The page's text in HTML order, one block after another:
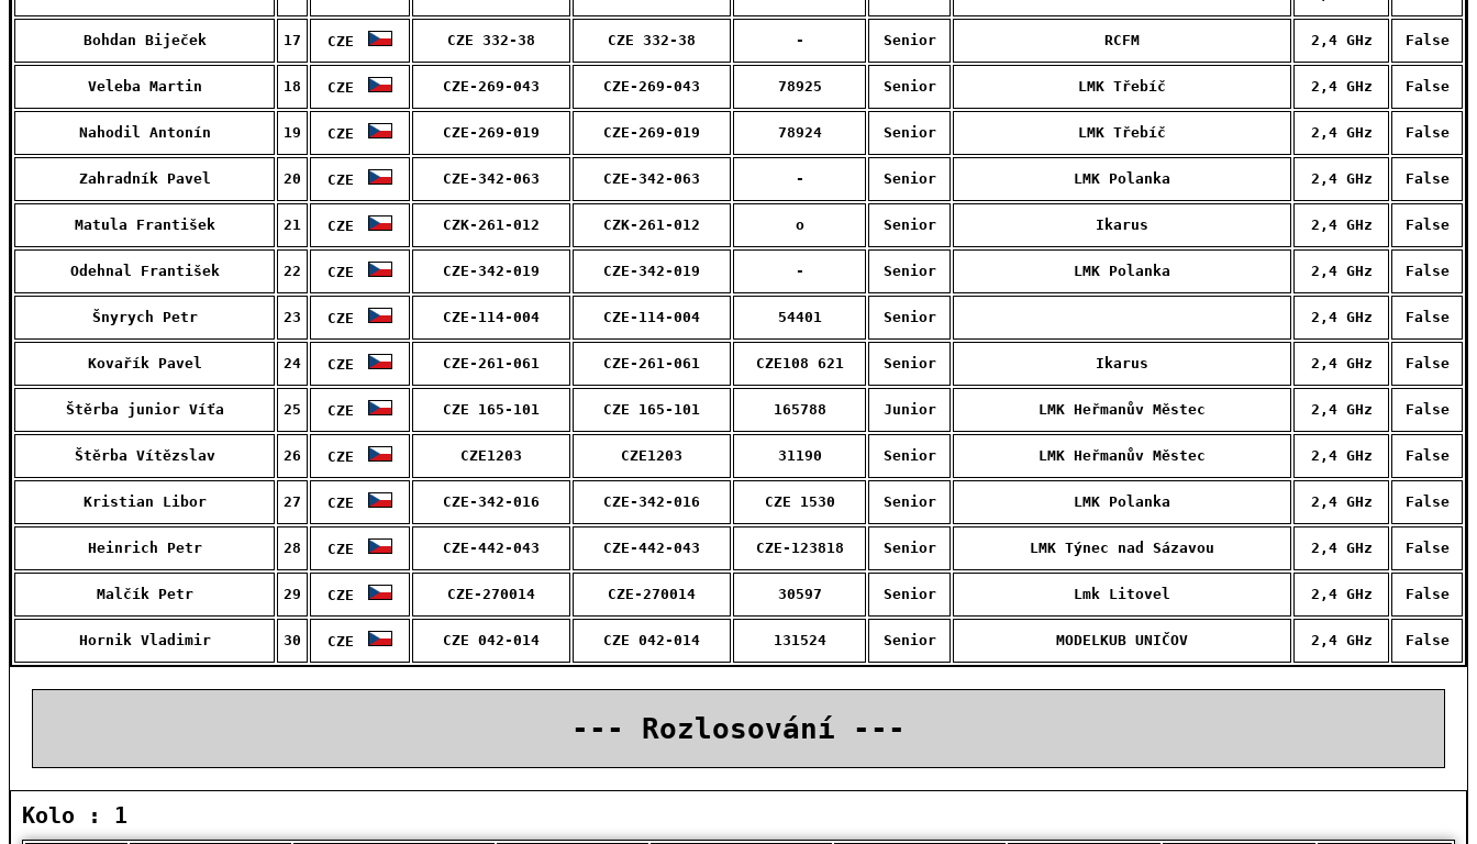
Bohdan Biječek 17 CZE CZE 332-38 CZE 332-38 - Senior RCFM 2,4 GHz False
Veleba Martin 18 CZE CZE-269-043 CZE-269-043 78925 Senior LMK Třebíč 2,4 GHz False
Nahodil Antonín 19 CZE CZE-269-019 CZE-269-019 78924 Senior LMK Třebíč 2,4 GHz False
Zahradník Pavel 20 CZE CZE-342-063 CZE-342-063 - Senior LMK Polanka 2,4 GHz False
Matula František 21 CZE CZK-261-012 CZK-261-012 o Senior Ikarus 2,4 GHz False
Odehnal František 22 CZE CZE-342-019 CZE-342-019 - Senior LMK Polanka 2,4 GHz False
Šnyrych Petr 23 CZE CZE-114-004 CZE-114-004 54401 Senior 2,4 GHz False
Kovařík Pavel 24 CZE CZE-261-061 CZE-261-061 CZE108 621 Senior Ikarus 2,4 GHz False
Štěrba junior Víťa 25 CZE CZE 165-101 CZE 165-101 165788 Junior LMK Heřmanův Městec 2,4 GHz False
Štěrba Vítězslav 26 CZE CZE1203 CZE1203 31190 Senior LMK Heřmanův Městec 2,4 GHz False
Kristian Libor 27 CZE CZE-342-016 CZE-342-016 CZE 1530 Senior LMK Polanka 2,4 GHz False
Heinrich Petr 28 CZE CZE-442-043 CZE-442-043 CZE-123818 Senior LMK Týnec nad Sázavou 2,4 GHz False
Malčík Petr 29 CZE CZE-270014 CZE-270014 30597 Senior Lmk Litovel 2,4 GHz False
Hornik Vladimir 30 CZE CZE 042-014 CZE 042-014 131524 Senior MODELKUB UNIČOV 2,4 GHz False
--- Rozlosování ---
Kolo : 1